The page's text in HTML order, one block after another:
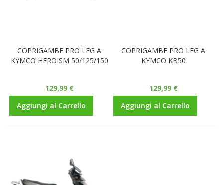
COPRIGAMBE PRO LEG A
KYMCO HEROISM 50/125/150
129,99 €
Aggiungi al Carrello
COPRIGAMBE PRO LEG A
KYMCO KB50
129,99 €
Aggiungi al Carrello